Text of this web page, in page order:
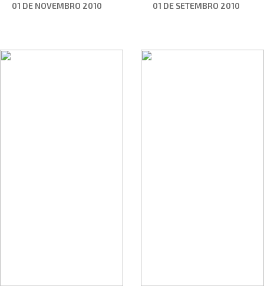
01 DE NOVEMBRO 2010 01 DE SETEMBRO 2010